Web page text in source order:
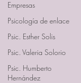
Empresas
Psicología de enlace
Psic. Esther Solis
Psic. Valeria Solorio
Psic. Humberto
Hernández